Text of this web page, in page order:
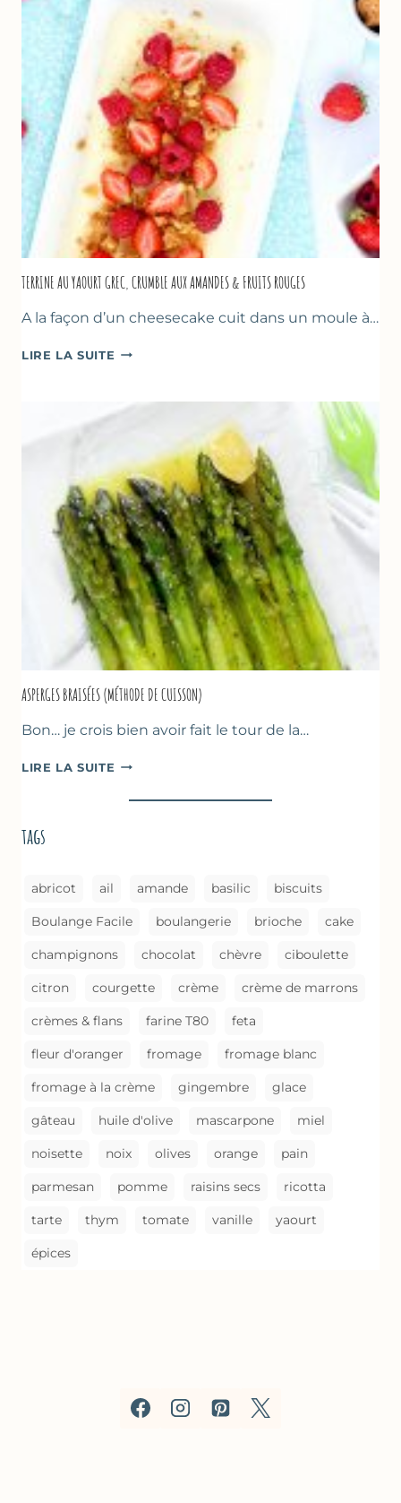
TERRINE AU YAOURT GREC, CRUMBLE AUX AMANDES & FRUITS ROUGES
A la façon d’un cheesecake cuit dans un moule à…
LIRE LA SUITE TERRINE
GREC,
AMANDES
&
FRUITS
ROUGES
ASPERGES BRAISÉES (MÉTHODE DE CUISSON)
Bon… je crois bien avoir fait le tour de la…
LIRE LA SUITE ASPERGES
(MÉTHODE
tags
abricot ail amande basilic biscuits
Boulange Facile boulangerie brioche cake
champignons chocolat chèvre ciboulette
citron courgette crème crème de marrons
crèmes & flans farine T80 feta
fleur d'oranger fromage fromage blanc
fromage à la crème gingembre glace
gâteau huile d'olive mascarpone miel
noisette noix olives orange pain
parmesan pomme raisins secs ricotta
tarte thym tomate vanille yaourt
épices